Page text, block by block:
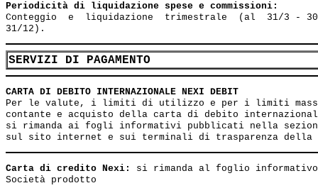
Periodicità di liquidazione spese e commissioni:
Conteggio  e  liquidazione  trimestrale  (al  31/3 -
SERVIZI DI PAGAMENTO
CARTA DI DEBITO INTERNAZIONALE NEXI DEBIT
Per le valute, i limiti di utilizzo e per i limiti
contante e acquisto della carta di debito
si rimanda ai fogli informativi pubblicati nella
Carta di credito Nexi:
si rimanda al foglio